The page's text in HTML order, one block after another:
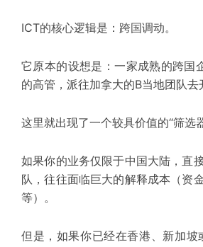
ICT的核心逻辑是：跨国调动。
它原本的设想是：一家成熟的跨国
的高管，派往加拿大的B当地团队去
这里就出现了一个较具价值的“筛选
如果你的业务仅限于中国大陆，直
队 ，往往面临巨大的解释成本（资
等）。
但是， 如果你已经在香港、新加坡